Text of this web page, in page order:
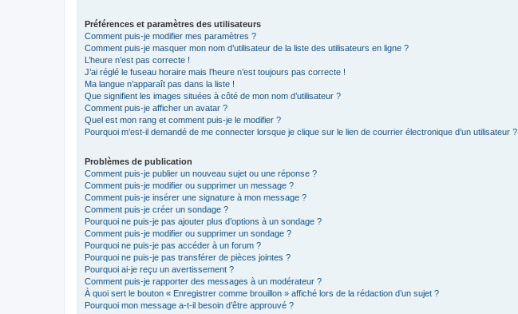
Préférences et paramètres des utilisateurs
Comment puis-je modifier mes paramètres ?
Comment puis-je masquer mon nom d’utilisateur de la liste des utilisateurs en ligne ?
L’heure n’est pas correcte !
J’ai réglé le fuseau horaire mais l’heure n’est toujours pas correcte !
Ma langue n’apparaît pas dans la liste !
Que signifient les images situées à côté de mon nom d’utilisateur ?
Comment puis-je afficher un avatar ?
Quel est mon rang et comment puis-je le modifier ?
Pourquoi m’est-il demandé de me connecter lorsque je clique sur le lien de courrier électronique d’un utilisateur ?
Problèmes de publication
Comment puis-je publier un nouveau sujet ou une réponse ?
Comment puis-je modifier ou supprimer un message ?
Comment puis-je insérer une signature à mon message ?
Comment puis-je créer un sondage ?
Pourquoi ne puis-je pas ajouter plus d’options à un sondage ?
Comment puis-je modifier ou supprimer un sondage ?
Pourquoi ne puis-je pas accéder à un forum ?
Pourquoi ne puis-je pas transférer de pièces jointes ?
Pourquoi ai-je reçu un avertissement ?
Comment puis-je rapporter des messages à un modérateur ?
À quoi sert le bouton « Enregistrer comme brouillon » affiché lors de la rédaction d’un sujet ?
Pourquoi mon message a-t-il besoin d’être approuvé ?